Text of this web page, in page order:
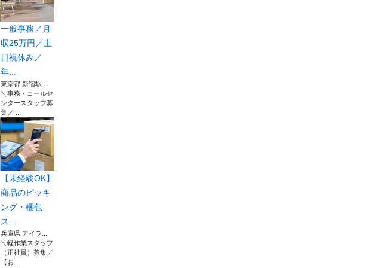
一般事務／月
収25万円／土
日祝休み／
年...
東京都 新宿駅...
＼事務・コールセ
ンタースタッフ募
集／ ...
【未経験OK】
商品のピッキ
ング・梱包
ス...
兵庫県 アイラ...
＼軽作業スタッフ
（正社員）募集／
【お...